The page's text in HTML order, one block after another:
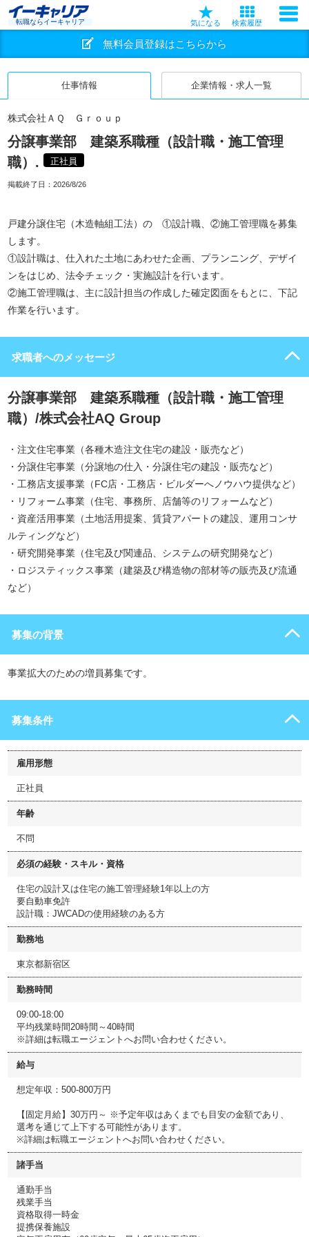
転職ならイーキャリア 気になる 検索履歴
無料会員登録はこちらから
仕事情報 企業情報・求人一覧
株式会社ＡＱ Ｇｒｏｕｐ
分譲事業部 建築系職種（設計職・施工管理
職）.
正社員
掲載終了日： 2026/8/26
戸建分譲住宅（木造軸組工法）の ①設計職、②施工管理職を募集
します。
①設計職は、仕入れた土地にあわせた企画、プランニング、デザイ
ンをはじめ、法令チェック・実施設計を行います。
②施工管理職は、主に設計担当の作成した確定図面をもとに、下記
作業を行います。
求職者へのメッセージ
分譲事業部 建築系職種（設計職・施工管理
職）/株式会社AQ Group
・注文住宅事業（各種木造注文住宅の建設・販売など）
・分譲住宅事業（分譲地の仕入・分譲住宅の建設・販売など）
・工務店支援事業（FC店・工務店・ビルダーへノウハウ提供など）
・リフォーム事業（住宅、事務所、店舗等のリフォームなど）
・資産活用事業（土地活用提案、賃貸アパートの建設、運用コンサ
ルティングなど）
・研究開発事業（住宅及び関連品、システムの研究開発など）
・ロジスティックス事業（建築及び構造物の部材等の販売及び流通
など）
募集の背景
事業拡大のための増員募集です。
募集条件
雇用形態
正社員
年齢
不問
必須の経験・スキル・資格
住宅の設計又は住宅の施工管理経験1年以上の方
要自動車免許
設計職：JWCADの使用経験のある方
勤務地
東京都新宿区
勤務時間
09:00-18:00
平均残業時間20時間～40時間
※詳細は転職エージェントへお問い合わせください。
給与
想定年収：500-800万円
【固定月給】30万円～ ※予定年収はあくまでも目安の金額であり、
選考を通じて上下する可能性があります。
※詳細は転職エージェントへお問い合わせください。
諸手当
通勤手当
残業手当
資格取得一時金
提携保養施設